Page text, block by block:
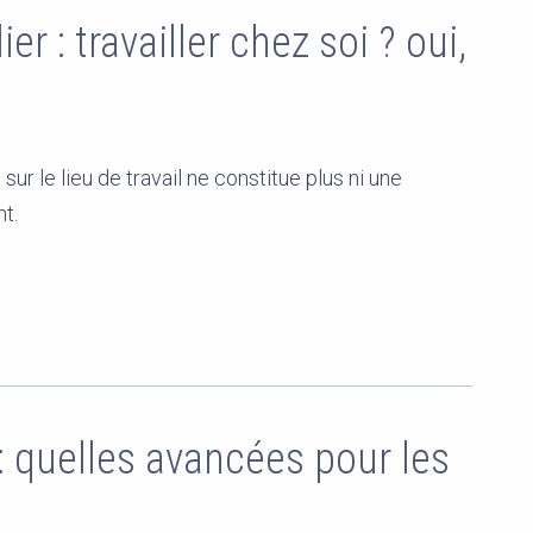
: travailler chez soi ? oui,
le lieu de travail ne constitue plus ni une
avancées pour les